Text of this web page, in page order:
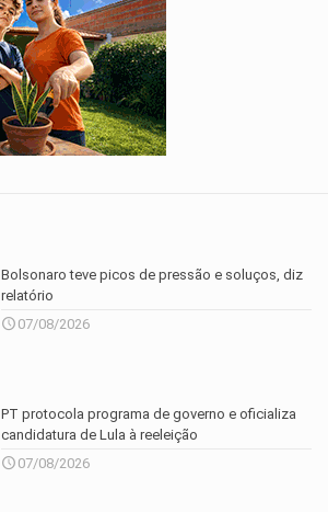
Bolsonaro teve picos de pressão e soluços, diz
relatório
07/08/2026
PT protocola programa de governo e oficializa
candidatura de Lula à reeleição
07/08/2026